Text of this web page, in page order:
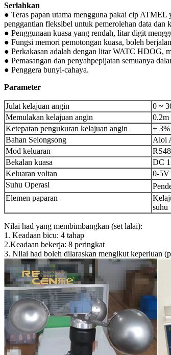
Serlahkan
● Teras papan utama mengguna pakai cip ATMEL
penggantian fleksibel untuk pemerolehan data
● Penggunaan kuasa yang rendah, litar digit
● Fungsi memori pemotongan kuasa, boleh
● Perkakasan adalah dengan litar WATC HDOG,
● Pemasangan dan penyahpepijatan semuanya
● Penggera bunyi-cahaya.
Parameter
Julat kelajuan angin
0 ~
Memulakan kelajuan angin
0.2m
Ketepatan pengukuran kelajuan angin
± 3%
Bahan Selongsong
Aloi
Mod keluaran
Bekalan kuasa
DC
Keluaran voltan
0-5V
Suhu Operasi
Elemen paparan
suhu
Nilai had yang membimbangkan (set lalai):
1. Keadaan bicu: 4 tahap
2.Keadaan bekerja: 8 peringkat
3. Nilai had boleh dilaraskan mengikut keperluan